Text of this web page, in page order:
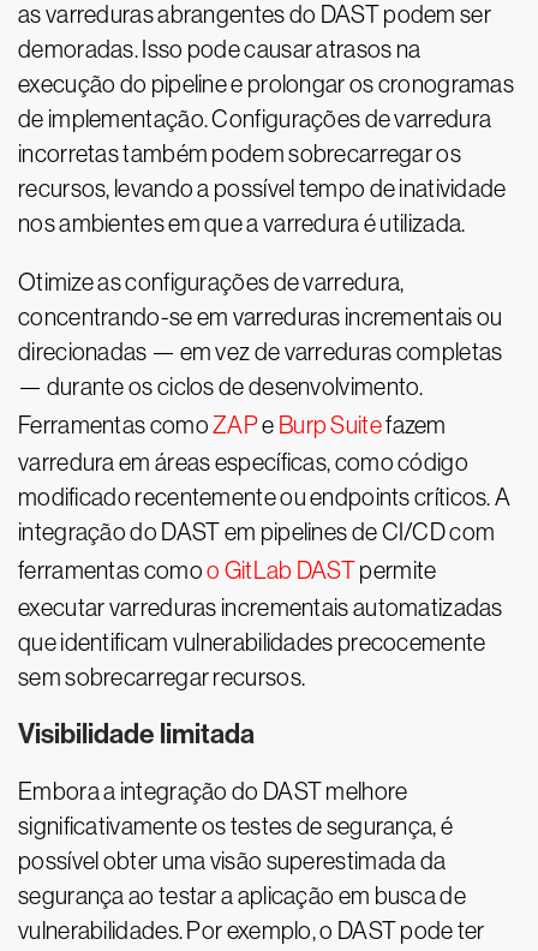
as varreduras abrangentes do DAST podem ser
demoradas. Isso pode causar atrasos na
execução do pipeline e prolongar os cronogramas
de implementação. Configurações de varredura
incorretas também podem sobrecarregar os
recursos, levando a possível tempo de inatividade
nos ambientes em que a varredura é utilizada.
Otimize as configurações de varredura,
concentrando-se em varreduras incrementais ou
direcionadas — em vez de varreduras completas
— durante os ciclos de desenvolvimento.
Ferramentas comoZAPe Burp Suitefazem
varredura em áreas específicas, como código
modificado recentemente ou endpoints críticos. A
integração do DAST em pipelines de CI/CD com
ferramentas comoo GitLab DASTpermite
executar varreduras incrementais automatizadas
que identificam vulnerabilidades precocemente
sem sobrecarregar recursos.
Visibilidade limitada
Embora a integração do DAST melhore
significativamente os testes de segurança, é
possível obter uma visão superestimada da
segurança ao testar a aplicação em busca de
vulnerabilidades. Por exemplo, o DAST pode ter